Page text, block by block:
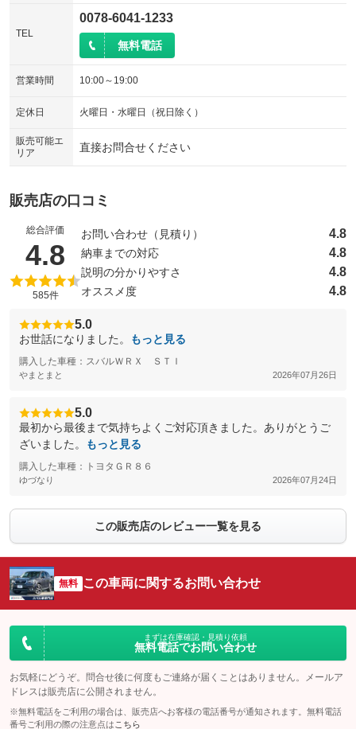
TEL
0078-6041-1233
無料電話
営業時間 10:00～19:00
定休日 火曜日・水曜日（祝日除く）
販売可能エ
リア
直接お問合せください
販売店の口コミ
総合評価
4.8 （5点満点中）
585件
お問い合わせ（見積り） 4.8
納車までの対応 4.8
説明の分かりやすさ 4.8
オススメ度 4.8
5.0
お世話になりました。 もっと見る
購入した車種：スバルＷＲＸ ＳＴＩ
やまとまと 2026年07月26日
5.0
最初から最後まで気持ちよくご対応頂きました。ありがとうご
ざいました。
もっと見る
購入した車種：トヨタＧＲ８６
ゆづなり 2026年07月24日
この販売店のレビュー一覧を見る
無料 この車両に関するお問い合わせ
まずは在庫確認・見積り依頼
無料電話でお問い合わせ
お気軽にどうぞ。問合せ後に何度もご連絡が届くことはありません。メールア
ドレスは販売店に公開されません。
※無料電話をご利用の場合は、販売店へお客様の電話番号が通知されます。無料電話
番号ご利用の際の注意点は こちら